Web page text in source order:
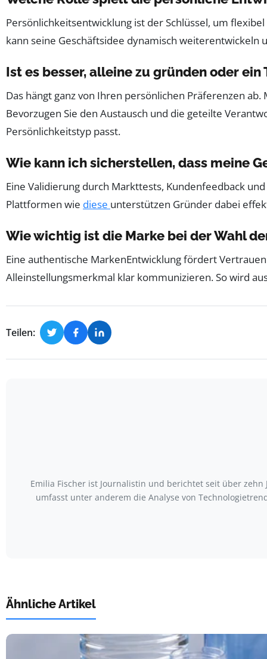
Persönlichkeitsentwicklung ist der Schlüssel, um
kann seine Geschäftsidee dynamisch
Ist es besser, alleine zu gründen oder ein
Das hängt ganz von Ihren persönlichen Präferenzen
Bevorzugen Sie den Austausch und die geteilte
Persönlichkeitstyp passt.
Wie kann ich sicherstellen, dass meine
Eine Validierung durch Markttests, Kundenfeedback
Plattformen wie diese unterstützen Gründer dabei
Wie wichtig ist die Marke bei der Wahl
Eine authentische MarkenEntwicklung fördert
Alleinstellungsmerkmal klar kommunizieren. So wird
Teilen:
Emilia Fischer ist Journalistin und berichtet seit über
umfasst unter anderem die Analyse von
Ähnliche Artikel